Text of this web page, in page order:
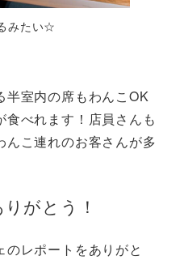
みたい☆
半室内の席もわんこOK
べれます！店員さんも
こ連れのお客さんが多
がとう！
のレポートをありがと